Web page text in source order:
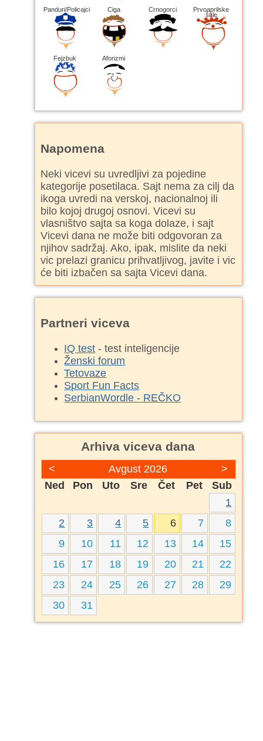
Panduri/Policajci Ciga Crnogorci Prvoaprilske
šale
Fejzbuk Aforizmi
Napomena
Neki vicevi su uvredljivi za pojedine
kategorije posetilaca. Sajt nema za cilj da
ikoga uvredi na verskoj, nacionalnoj ili
bilo kojoj drugoj osnovi. Vicevi su
vlasništvo sajta sa koga dolaze, i sajt
Vicevi dana ne može biti odgovoran za
njihov sadržaj. Ako, ipak, mislite da neki
vic prelazi granicu prihvatljivog, javite i vic
će biti izbačen sa sajta Vicevi dana.
Partneri viceva
IQ test - test inteligencije
Ženski forum
Tetovaze
Sport Fun Facts
SerbianWordle - REČKO
Arhiva viceva dana
< >
Avgust 2026
Ned
Pon Uto Sre Čet Pet
Sub
1
2
3 4 5 6 7
8
9
10 11 12 13 14
15
16
17 18 19 20 21
22
23
24 25 26 27 28
29
30
31